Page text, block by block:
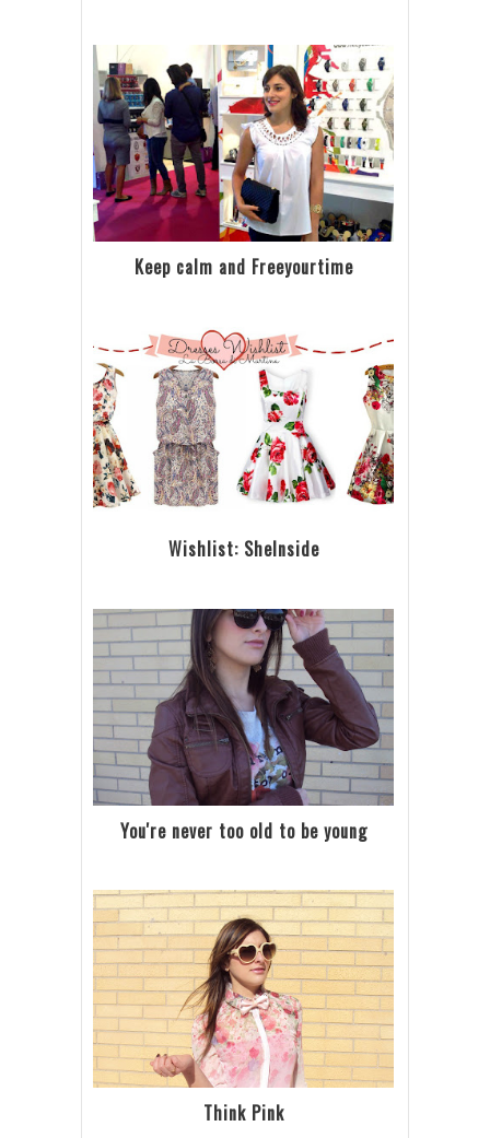
Keep calm and Freeyourtime
Wishlist: SheInside
You're never too old to be young
Think Pink